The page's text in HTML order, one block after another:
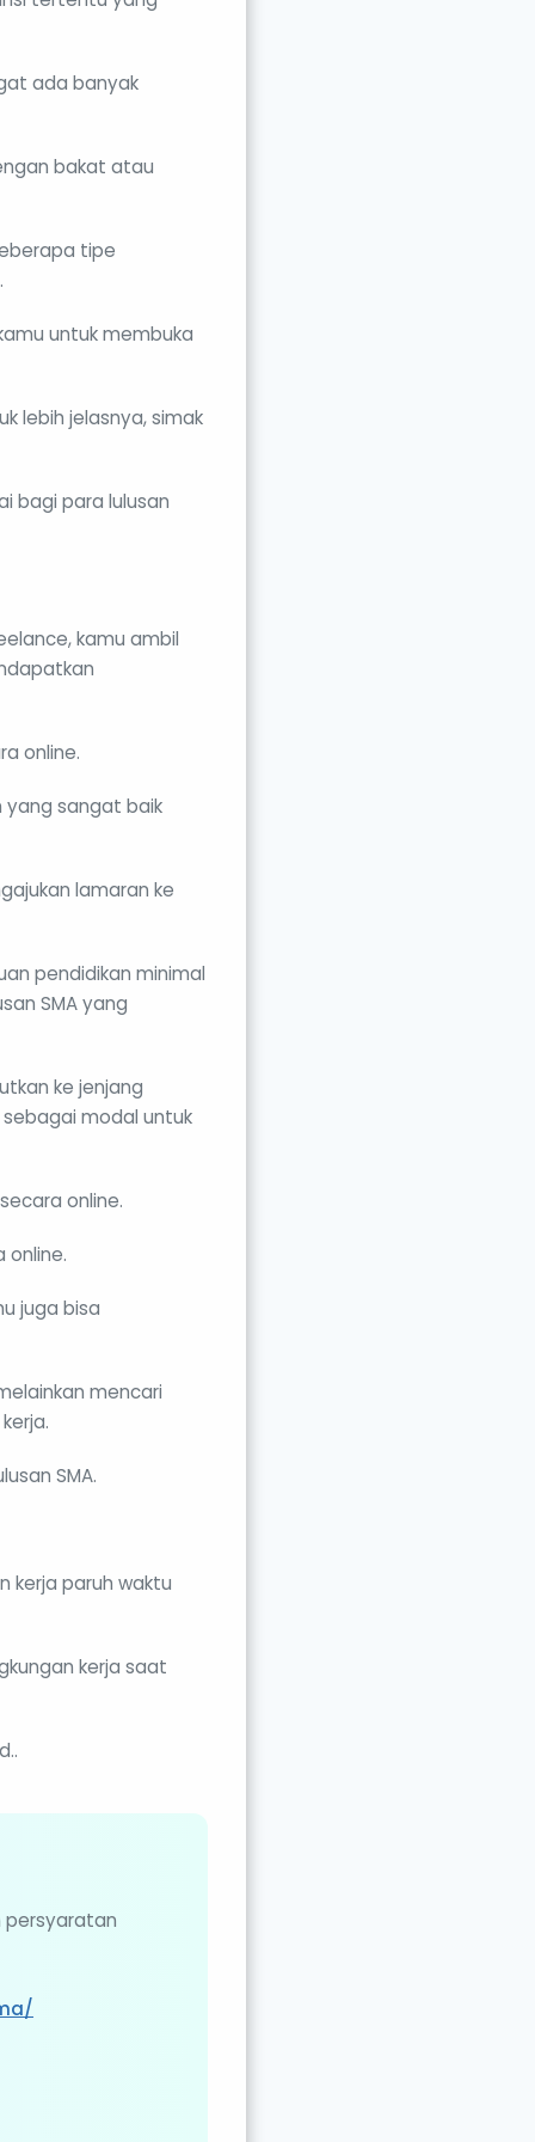
ada banyak
bakat atau
tipe
untuk membuka
lebih jelasnya, simak
bagi para lulusan
kamu ambil
online.
yang sangat baik
lamaran ke
pendidikan minimal
SMA yang
ke jenjang
modal untuk
online.
online.
juga bisa
mencari
SMA.
kerja paruh waktu
kerja saat
persyaratan